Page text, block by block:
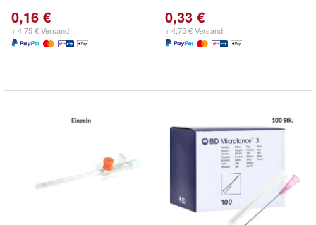
0,16 €
+ 4,75 € Versand
0,33 €
+ 4,75 € Versand